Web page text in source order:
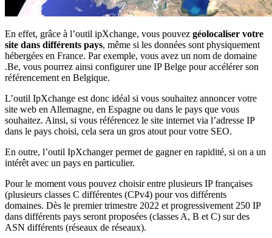
En effet, grâce à l’outil ipXchange, vous pouvez géolocaliser votre
site dans différents pays, même si les données sont physiquement
hébergées en France. Par exemple, vous avez un nom de domaine
.Be, vous pourrez ainsi configurer une IP Belge pour accélérer son
référencement en Belgique.
L’outil IpXchange est donc idéal si vous souhaitez annoncer votre
site web en Allemagne, en Espagne ou dans le pays que vous
souhaitez. Ainsi, si vous référencez le site internet via l’adresse IP
dans le pays choisi, cela sera un gros atout pour votre SEO.
En outre, l’outil IpXchanger permet de gagner en rapidité, si on a un
intérêt avec un pays en particulier.
Pour le moment vous pouvez choisir entre plusieurs IP françaises
(plusieurs classes C différentes (CPv4) pour vos différents
domaines. Dès le premier trimestre 2022 et progressivement 250 IP
dans différents pays seront proposées (classes A, B et C) sur des
ASN différents (réseaux de réseaux).